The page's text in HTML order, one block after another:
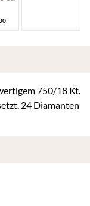
750/18 Kt.
24 Diamanten